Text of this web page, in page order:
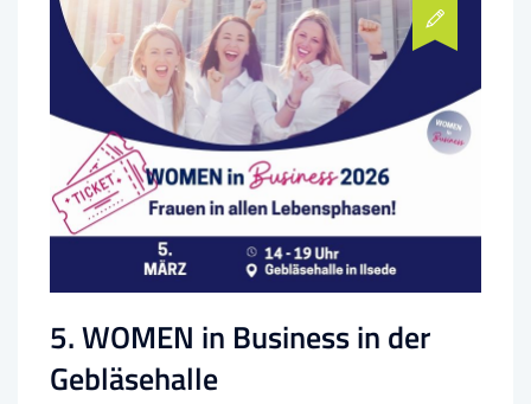
5. WOMEN in Business in der
Gebläsehalle